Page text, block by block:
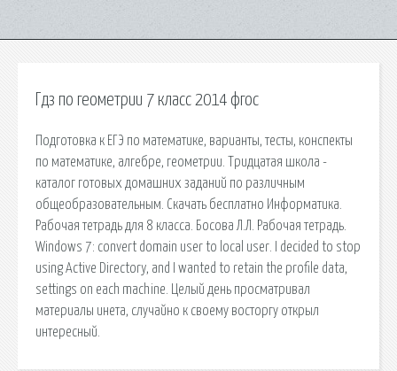
Гдз по геометрии 7 класс 2014 фгос
Подготовка к ЕГЭ по математике, варианты, тесты, конспекты
по математике, алгебре, геометрии. Тридцатая школа -
каталог готовых домашних заданий по различным
общеобразовательным. Скачать бесплатно Информатика.
Рабочая тетрадь для 8 класса. Босова Л.Л. Рабочая тетрадь.
Windows 7: convert domain user to local user. I decided to stop
using Active Directory, and I wanted to retain the profile data,
settings on each machine. Целый день просматривал
материалы инета, случайно к своему восторгу открыл
интересный.